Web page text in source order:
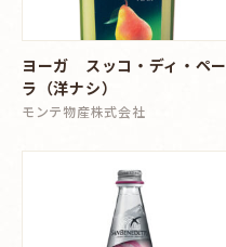
ヨーガ スッコ・ディ・ペー
ラ（洋ナシ）
モンテ物産株式会社